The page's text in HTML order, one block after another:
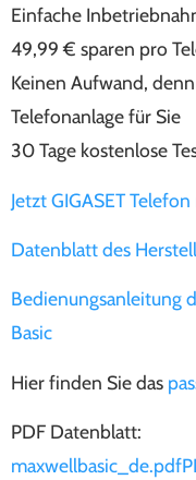
Einfache
49,99 € sparen pro
Keinen Aufwand,
Telefonanlage für Sie
30 Tage kostenlose
Jetzt GIGASET
Datenblatt des
Bedienungsanleitung
Basic
Hier finden Sie das
PDF Datenblatt: